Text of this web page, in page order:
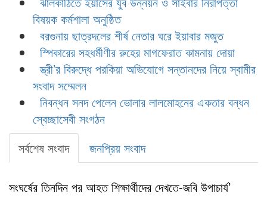
বিষয়ক কর্মশালা অনুষ্ঠিত
বরগুনায় ছাত্রদলের শীর্ষ নেতার ঘরে ইয়াবার মজুত
স্পিকারের সহধর্মীণীর রুহের মাগফেরাত কামনায় দোয়া
স্ত্রী’র বিরুদ্ধে পরকিয়া অভিযোগে সন্তানদের নিয়ে স্বামীর
সংবাদ সম্মেলন
নিবন্ধন সনদ পেলেন ভোলার লালমোহনের একতার বন্ধন
স্বেচ্ছাসেবী সংগঠন
সর্বশেষ সংবাদ
জনপ্রিয় সংবাদ
সংঘর্ষের তিনদিন পর আহত শিক্ষার্থীদের দেখতে-জবি উপাচার্য’